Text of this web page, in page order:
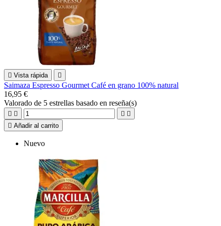
 Vista rápida 
Saimaza Espresso Gourmet Café en grano 100% natural
16,95 €
Valorado de 5 estrellas basado en reseña(s)
   
 Añadir al carrito
Nuevo